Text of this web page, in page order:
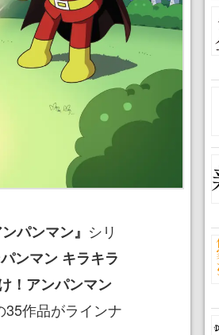
パンマン』 シリ
ンマン キラキラ
！アンパンマン
35作品がラインナ